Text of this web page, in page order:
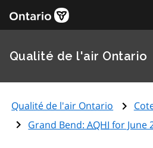
Qualité de l'air Ontario
Qualité de l'air Ontario
Grand Bend:AQHI for June